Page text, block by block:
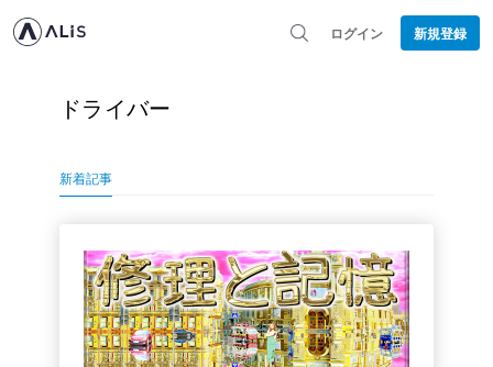
ログイン 新規登録
ドライバー
新着記事